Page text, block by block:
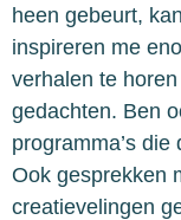
heen gebeurt,
inspireren me
verhalen te
gedachten. Ben
programma’s
Ook gesprekken
creatievelingen